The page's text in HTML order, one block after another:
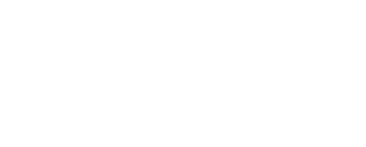
ciudadanas de la provincia
a la vez que se